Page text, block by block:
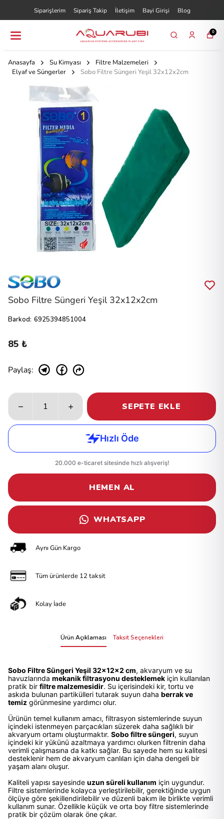
Siparişlerim Sipariş Takip İletişim Bayi Girişi Blog
0
Anasayfa Su Kimyası
Filtre Malzemeleri
Elyaf ve Süngerler
Sobo Filtre Süngeri Yeşil 32x12x2cm
Sobo Filtre Süngeri Yeşil 32x12x2cm
Barkod: 6925394851004
85 ₺
Paylaş:
SEPETE EKLE
HEMEN AL
WHATSAPP
Aynı Gün Kargo
Tüm ürünlerde 12 taksit
Kolay İade
Ürün Açıklaması Taksit Seçenekleri
Sobo Filtre Süngeri Yeşil 32x12x2 cm, akvaryum ve su
havuzlarında mekanik filtrasyonu desteklemek için kullanılan
pratik bir filtre malzemesidir. Su içerisindeki kir, tortu ve
askıda bulunan partikülleri tutarak suyun daha berrak ve
temiz görünmesine yardımcı olur.
Ürünün temel kullanım amacı, filtrasyon sistemlerinde suyun
içindeki istenmeyen parçacıkları süzerek daha sağlıklı bir
akvaryum ortamı oluşturmaktır. Sobo filtre süngeri, suyun
içindeki kir yükünü azaltmaya yardımcı olurken filtrenin daha
verimli çalışmasına da katkı sağlar. Bu sayede hem su kalitesi
desteklenir hem de akvaryum canlıları için daha dengeli bir
yaşam alanı oluşur.
Kaliteli yapısı sayesinde uzun süreli kullanım için uygundur.
Filtre sistemlerinde kolayca yerleştirilebilir, gerektiğinde uygun
ölçüye göre şekillendirilebilir ve düzenli bakım ile birlikte verimli
kullanım sunar. Özellikle küçük ve orta boy filtre sistemlerinde
pratik bir çözüm olarak öne çıkar.